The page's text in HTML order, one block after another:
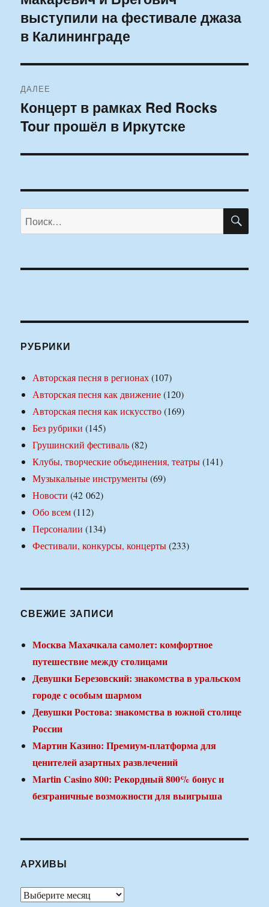
записям
запись:
выступили на фестивале джаза
в Калининграде
ДАЛЕЕ
Следующая
запись:
Концерт в рамках Red Rocks
Tour прошёл в Иркутске
Искать:
РУБРИКИ
Авторская песня в регионах(107)
Авторская песня как движение(120)
Авторская песня как искусство(169)
Без рубрики (145)
Грушинский фестиваль(82)
Клубы, творческие объединения, театры(141)
Музыкальные инструменты(69)
Новости (42 062)
Обо всем(112)
Персоналии (134)
Фестивали, конкурсы, концерты(233)
СВЕЖИЕ ЗАПИСИ
Москва Махачкала самолет: комфортное
путешествие между столицами
Девушки Березовский: знакомства в уральском
городе с особым шармом
Девушки Ростова: знакомства в южной столице
России
Мартин Казино: Премиум-платформа для
ценителей азартных развлечений
Martin Casino 800: Рекордный 800% бонус и
безграничные возможности для выигрыша
АРХИВЫ
Архивы